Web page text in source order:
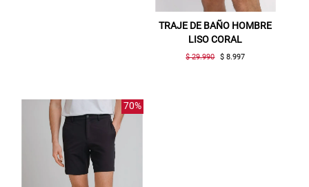
TRAJE DE BAÑO HOMBRE
LISO CORAL
$ 29.990 $ 8.997
70%
Gracias por inscribirte!
Aquí esta tu cupón, usalo en tu siguiente
compra. Valido por 72 hrs.